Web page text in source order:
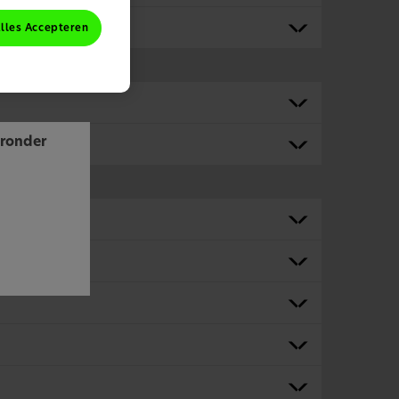
Accepteren